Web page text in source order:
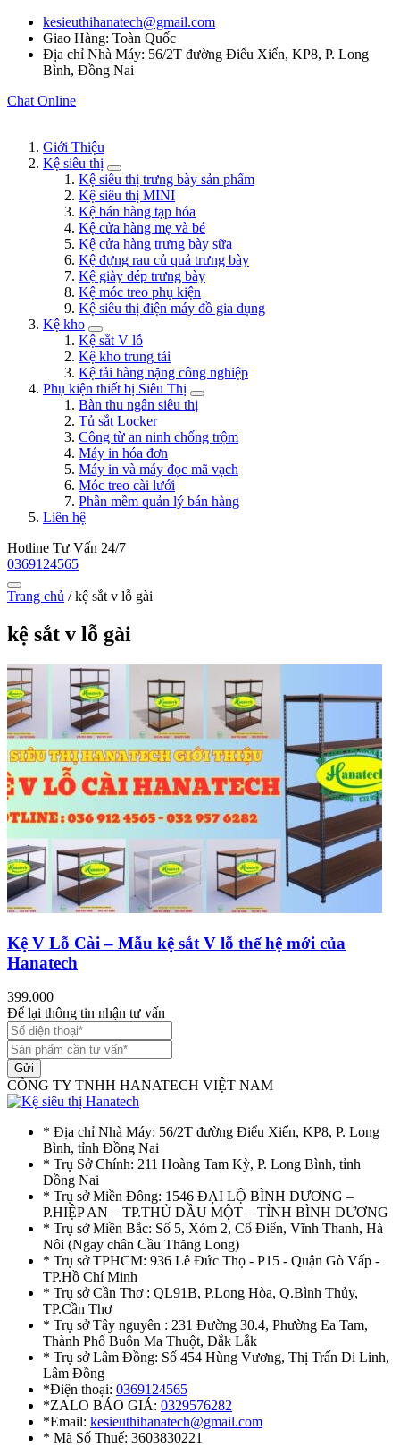
kesieuthihanatech@gmail.com
Giao Hàng: Toàn Quốc
Địa chỉ Nhà Máy: 56/2T đường Điểu Xiển, KP8, P. Long
Bình, Đồng Nai
Chat Online
Giới Thiệu
Kệ siêu thị
Kệ siêu thị trưng bày sản phẩm
Kệ siêu thị MINI
Kệ bán hàng tạp hóa
Kệ cửa hàng mẹ và bé
Kệ cửa hàng trưng bày sữa
Kệ đựng rau củ quả trưng bày
Kệ giày dép trưng bày
Kệ móc treo phụ kiện
Kệ siêu thị điện máy đồ gia dụng
Kệ kho
Kệ sắt V lỗ
Kệ kho trung tải
Kệ tải hàng nặng công nghiệp
Phụ kiện thiết bị Siêu Thị
Bàn thu ngân siêu thị
Tủ sắt Locker
Công từ an ninh chống trộm
Máy in hóa đơn
Máy in và máy đọc mã vạch
Móc treo cài lưới
Phần mềm quản lý bán hàng
Liên hệ
Hotline Tư Vấn 24/7
0369124565
Trang chủ /kệ sắt v lỗ gài
kệ sắt v lỗ gài
Kệ V Lỗ Cài – Mẫu kệ sắt V lỗ thế hệ mới của
Hanatech
399.000
Để lại thông tin nhận tư vấn
Gửi
CÔNG TY TNHH HANATECH VIỆT NAM
* Địa chỉ Nhà Máy: 56/2T đường Điểu Xiển, KP8, P. Long
Bình, tỉnh Đồng Nai
* Trụ Sở Chính: 211 Hoàng Tam Kỳ, P. Long Bình, tỉnh
Đồng Nai
* Trụ sở Miền Đông: 1546 ĐẠI LỘ BÌNH DƯƠNG –
P.HIỆP AN – TP.THỦ DẦU MỘT – TỈNH BÌNH DƯƠNG
* Trụ sở Miền Bắc: Số 5, Xóm 2, Cổ Điển, Vĩnh Thanh, Hà
Nôi (Ngay chân Cầu Thăng Long)
* Trụ sở TPHCM: 936 Lê Đức Thọ - P15 - Quận Gò Vấp -
TP.Hồ Chí Minh
* Trụ sở Cần Thơ : QL91B, P.Long Hòa, Q.Bình Thủy,
TP.Cần Thơ
* Trụ sở Tây nguyên : 231 Đường 30.4, Phường Ea Tam,
Thành Phố Buôn Ma Thuột, Đắk Lắk
* Trụ sở Lâm Đồng: Số 454 Hùng Vương, Thị Trấn Di Linh,
Lâm Đồng
*Điện thoại: 0369124565
*ZALO BÁO GIÁ: 0329576282
*Email: kesieuthihanatech@gmail.com
* Mã Số Thuế: 3603830221